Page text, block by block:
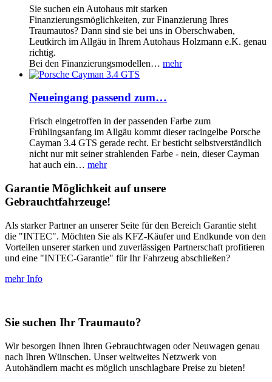
Sie suchen ein Autohaus mit starken
Finanzierungsmöglichkeiten, zur Finanzierung Ihres
Traumautos? Dann sind sie bei uns in Oberschwaben,
Leutkirch im Allgäu in Ihrem Autohaus Holzmann e.K. genau
richtig.
Bei den Finanzierungsmodellen… mehr
Neueingang passend zum…
Frisch eingetroffen in der passenden Farbe zum
Frühlingsanfang im Allgäu kommt dieser racingelbe Porsche
Cayman 3.4 GTS gerade recht. Er besticht selbstverständlich
nicht nur mit seiner strahlenden Farbe - nein, dieser Cayman
hat auch ein… mehr
Garantie Möglichkeit auf unsere
Gebrauchtfahrzeuge!
Als starker Partner an unserer Seite für den Bereich Garantie steht
die "INTEC". Möchten Sie als KFZ-Käufer und Endkunde von den
Vorteilen unserer starken und zuverlässigen Partnerschaft profitieren
und eine "INTEC-Garantie" für Ihr Fahrzeug abschließen?
mehr Info
Sie suchen Ihr Traumauto?
Wir besorgen Ihnen Ihren Gebrauchtwagen oder Neuwagen genau
nach Ihren Wünschen. Unser weltweites Netzwerk von
Autohändlern macht es möglich unschlagbare Preise zu bieten!